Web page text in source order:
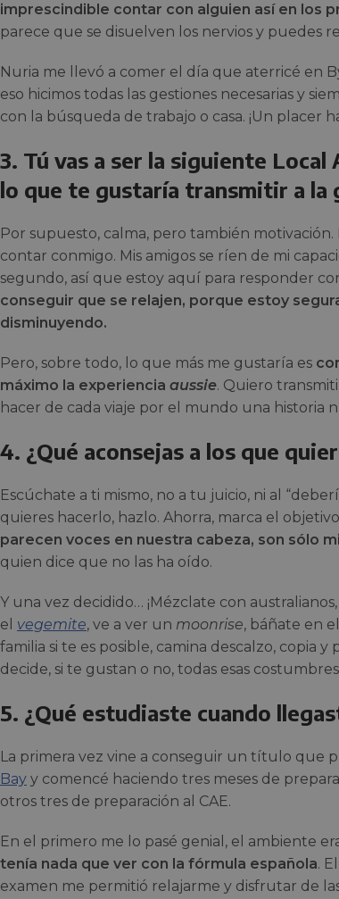
imprescindible contar con alguien así en los
parece que se disuelven los nervios y puedes
Nuria me llevó a comer el día que aterricé en
eso hicimos todas las gestiones necesarias y
con la búsqueda de trabajo o casa. ¡Un placer
3. Tú vas a ser la siguiente
lo que te gustaría transmitir a la
Por supuesto, calma, pero también
contar conmigo. Mis amigos se ríen de mi
segundo, así que estoy aquí para responder
conseguir que se relajen, porque estoy
disminuyendo.
Pero, sobre todo, lo que más me gustaría es
máximo la experiencia aussie. Quiero
hacer de cada viaje por el mundo una historia
4. ¿Qué aconsejas a los que
Escúchate a ti mismo, no a tu juicio, ni al
quieres hacerlo, hazlo. Ahorra, marca el
parecen voces en nuestra cabeza, son sólo
quien dice que no las ha oído.
Y una vez decidido… ¡Mézclate con
el vegemite, ve a ver un moonrise, báñate en
familia si te es posible, camina descalzo, copia
decide, si te gustan o no, todas esas
5. ¿Qué estudiaste cuando
La primera vez vine a conseguir un título que
Bay y comencé haciendo tres meses de
otros tres de preparación al CAE.
En el primero me lo pasé genial, el ambiente
tenía nada que ver con la fórmula española.
examen me permitió relajarme y disfrutar de